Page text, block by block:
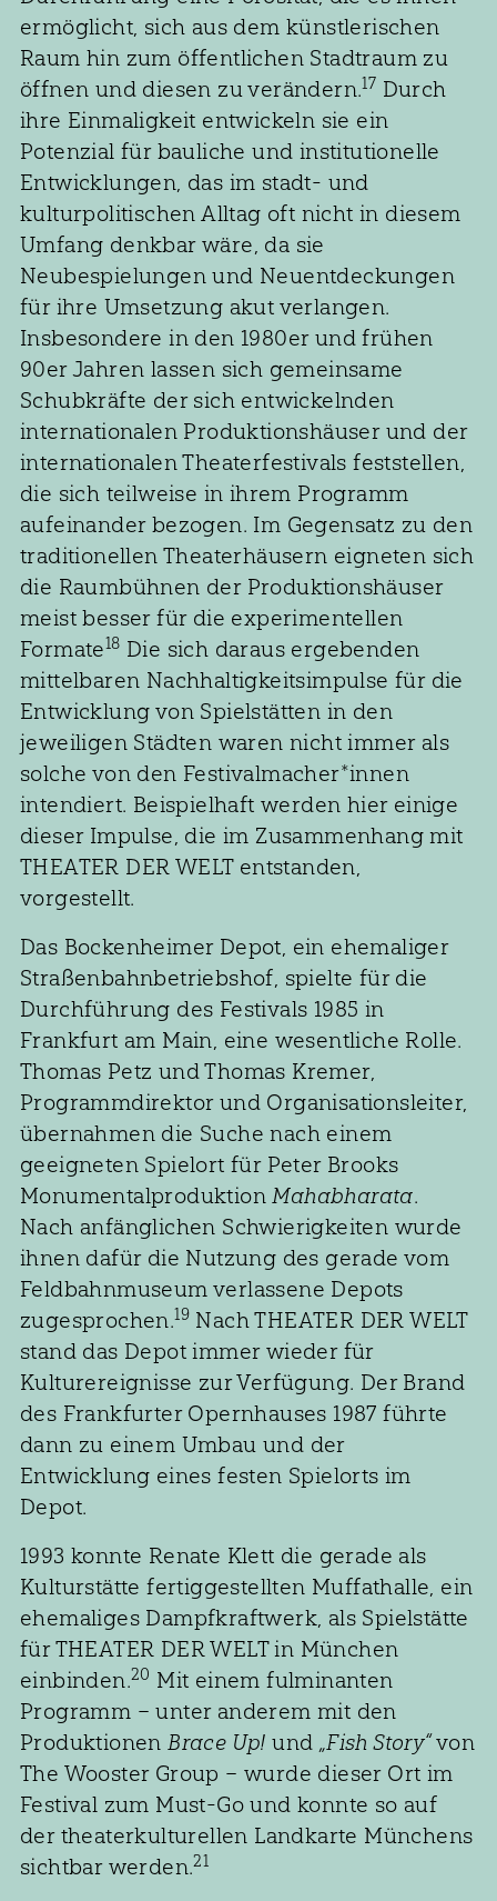
ermöglicht, sich aus dem künstlerischen
Raum hin zum öffentlichen Stadtraum zu
öffnen und diesen zu verändern.17 Durch
ihre Einmaligkeit entwickeln sie ein
Potenzial für bauliche und institutionelle
Entwicklungen, das im stadt- und
kulturpolitischen Alltag oft nicht in diesem
Umfang denkbar wäre, da sie
Neubespielungen und Neuentdeckungen
für ihre Umsetzung akut verlangen.
Insbesondere in den 1980er und frühen
90er Jahren lassen sich gemeinsame
Schubkräfte der sich entwickelnden
internationalen Produktionshäuser und der
internationalen Theaterfestivals feststellen,
die sich teilweise in ihrem Programm
aufeinander bezogen. Im Gegensatz zu den
traditionellen Theaterhäusern eigneten sich
die Raumbühnen der Produktionshäuser
meist besser für die experimentellen
Formate18 Die sich daraus ergebenden
mittelbaren Nachhaltigkeitsimpulse für die
Entwicklung von Spielstätten in den
jeweiligen Städten waren nicht immer als
solche von den Festivalmacher*innen
intendiert. Beispielhaft werden hier einige
dieser Impulse, die im Zusammenhang mit
THEATER DER WELT entstanden,
vorgestellt.
Das Bockenheimer Depot, ein ehemaliger
Straßenbahnbetriebshof, spielte für die
Durchführung des Festivals 1985 in
Frankfurt am Main, eine wesentliche Rolle.
Thomas Petz und Thomas Kremer,
Programmdirektor und Organisationsleiter,
übernahmen die Suche nach einem
geeigneten Spielort für Peter Brooks
MonumentalproduktionMahabharata.
Nach anfänglichen Schwierigkeiten wurde
ihnen dafür die Nutzung des gerade vom
Feldbahnmuseum verlassene Depots
zugesprochen.19 Nach THEATER DER WELT
stand das Depot immer wieder für
Kulturereignisse zur Verfügung. Der Brand
des Frankfurter Opernhauses 1987 führte
dann zu einem Umbau und der
Entwicklung eines festen Spielorts im
Depot.
1993 konnte Renate Klett die gerade als
Kulturstätte fertiggestellten Muffathalle, ein
ehemaliges Dampfkraftwerk, als Spielstätte
für THEATER DER WELT in München
einbinden.20 Mit einem fulminanten
Programm – unter anderem mit den
ProduktionenBrace Up! und „Fish Story“von
The Wooster Group – wurde dieser Ort im
Festival zum Must-Go und konnte so auf
der theaterkulturellen Landkarte Münchens
sichtbar werden.21